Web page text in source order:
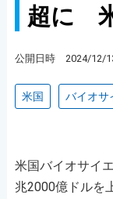
超に
公開日時 2024/12/
米国 バイオサ
米国バイオサイ
兆2000億ドルを